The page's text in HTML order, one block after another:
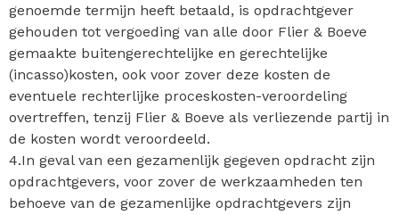
genoemde termijn heeft betaald, is opdrachtgever
gehouden tot vergoeding van alle door Flier & Boeve
gemaakte buitengerechtelijke en gerechtelijke
(incasso)kosten, ook voor zover deze kosten de
eventuele rechterlijke proceskosten-veroordeling
overtreffen, tenzij Flier & Boeve als verliezende partij in
de kosten wordt veroordeeld.
4.In geval van een gezamenlijk gegeven opdracht zijn
opdrachtgevers, voor zover de werkzaamheden ten
behoeve van de gezamenlijke opdrachtgevers zijn